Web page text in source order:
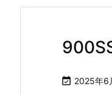
 2025年6